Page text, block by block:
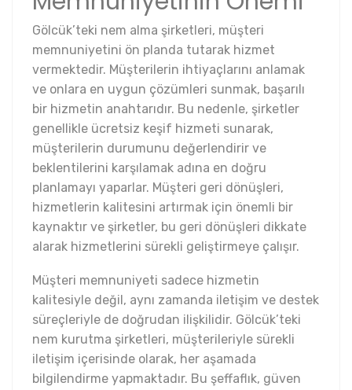
Gölcük’teki nem alma şirketleri, müşteri
memnuniyetini ön planda tutarak hizmet
vermektedir. Müşterilerin ihtiyaçlarını anlamak
ve onlara en uygun çözümleri sunmak, başarılı
bir hizmetin anahtarıdır. Bu nedenle, şirketler
genellikle ücretsiz keşif hizmeti sunarak,
müşterilerin durumunu değerlendirir ve
beklentilerini karşılamak adına en doğru
planlamayı yaparlar. Müşteri geri dönüşleri,
hizmetlerin kalitesini artırmak için önemli bir
kaynaktır ve şirketler, bu geri dönüşleri dikkate
alarak hizmetlerini sürekli geliştirmeye çalışır.
Müşteri memnuniyeti sadece hizmetin
kalitesiyle değil, aynı zamanda iletişim ve destek
süreçleriyle de doğrudan ilişkilidir. Gölcük’teki
nem kurutma şirketleri, müşterileriyle sürekli
iletişim içerisinde olarak, her aşamada
bilgilendirme yapmaktadır. Bu şeffaflık, güven